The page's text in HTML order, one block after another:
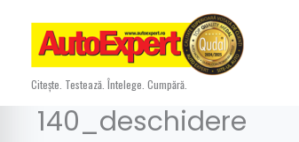
content
Citește. Testează. Întelege. Cumpără.
140_deschidere